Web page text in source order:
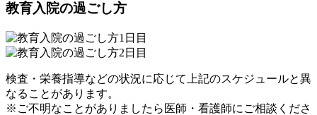
教育入院の過ごし方
検査・栄養指導などの状況に応じて上記のスケジュールと異
なることがあります。
※ご不明なことがありましたら医師・看護師にご相談くださ